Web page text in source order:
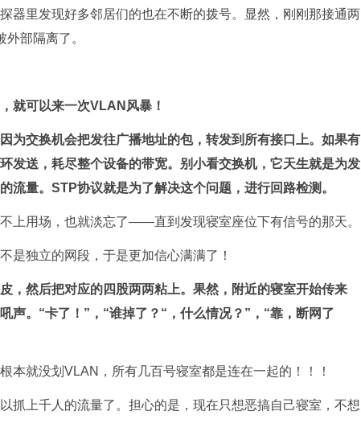
器里发现好多邻居们的也在不断的拨号。显然，刚刚那接通两
部隔离了。
就可以来一次VLAN风暴！
为交换机会把发往广播地址的包，转发到所有接口上。如果有
发送，耗尽整个设备的带宽。别小看交换机，它天生就是为发
流量。STP协议就是为了解决这个问题，进行回路检测。
上用场，也就淡忘了——直到发现寝室座位下有信号的那天。
是独立的网段，于是更加信心满满了！
，然后把对应的四股两两粘上。果然，附近的寝室开始传来
。“卡了！”，“谁掉了？“，什么情况？”，“靠，断网了
本就没划VLAN，所有几百号寝室都是连在一起的！！！
抓上千人的流量了。担心的是，现在只想恶搞自己寝室，不想